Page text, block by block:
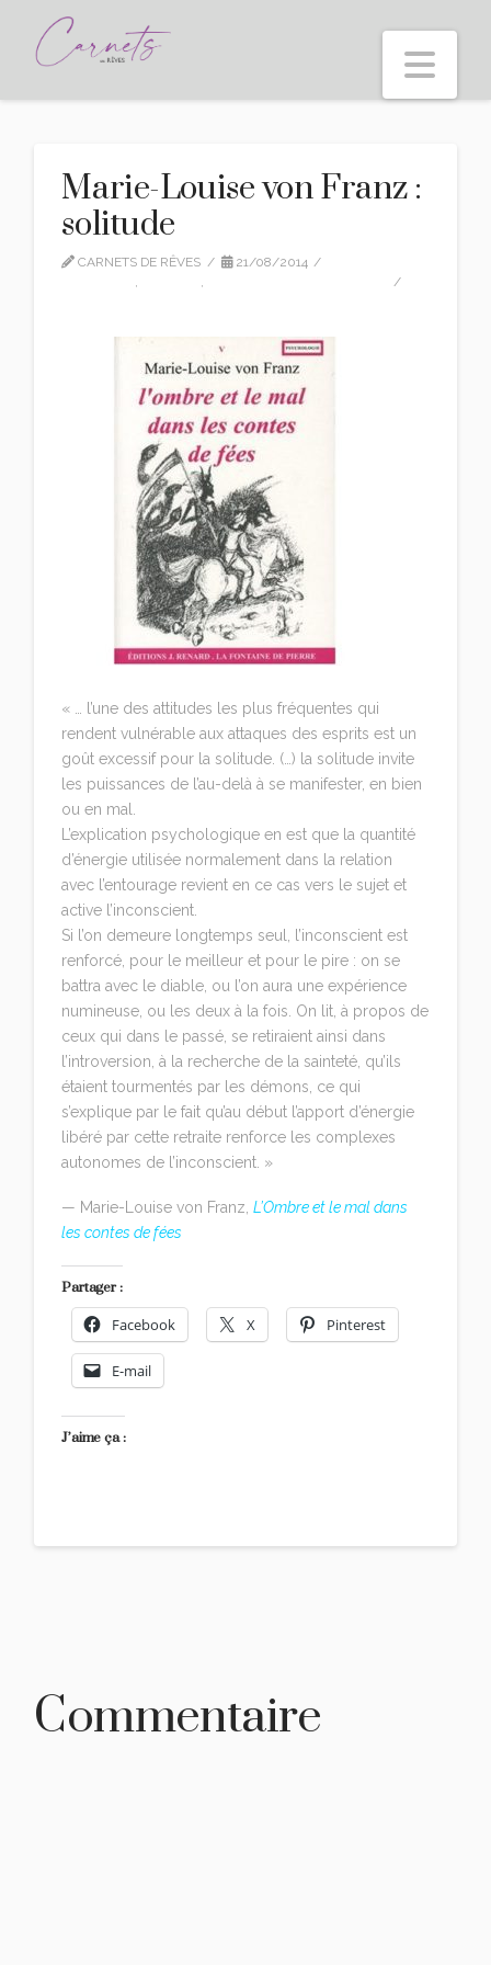
Marie-Louise von Franz :
solitude
CARNETS DE RÊVES
21/08/2014
, ,
« … l’une des attitudes les plus fréquentes qui
rendent vulnérable aux attaques des esprits est un
goût excessif pour la solitude. (…) la solitude invite
les puissances de l’au-delà à se manifester, en bien
ou en mal.
L’explication psychologique en est que la quantité
d’énergie utilisée normalement dans la relation
avec l’entourage revient en ce cas vers le sujet et
active l’inconscient.
Si l’on demeure longtemps seul, l’inconscient est
renforcé, pour le meilleur et pour le pire : on se
battra avec le diable, ou l’on aura une expérience
numineuse, ou les deux à la fois. On lit, à propos de
ceux qui dans le passé, se retiraient ainsi dans
l’introversion, à la recherche de la sainteté, qu’ils
étaient tourmentés par les démons, ce qui
s’explique par le fait qu’au début l’apport d’énergie
libéré par cette retraite renforce les complexes
autonomes de l’inconscient. »
— Marie-Louise von Franz,L’Ombre et le mal dans
les contes de fées
Partager :
Facebook X Pinterest
E-mail
J’aime ça :
Commentaire